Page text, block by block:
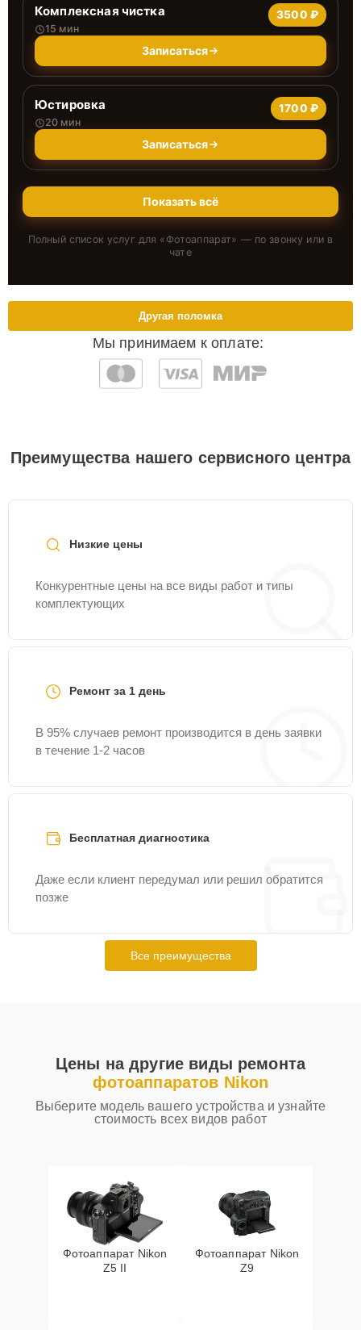
Комплексная чистка
15 мин
3500 ₽
Записаться
Юстировка
20 мин
1700 ₽
Записаться
Показать всё
Полный список услуг для « Фотоаппарат» — по звонку или в
чате
Мы принимаем к оплате:
Другая поломка
Преимущества нашего сервисного центра
Низкие цены
Конкурентные цены на все виды работ и типы
комплектующих
Ремонт за 1 день
В 95% случаев ремонт производится в день заявки
в течение 1-2 часов
Бесплатная диагностика
Даже если клиент передумал или решил обратится
позже
Все преимущества
Цены на другие виды ремонта
фотоаппаратов Nikon
Выберите модель вашего устройства и узнайте
стоимость всех видов работ
Фотоаппарат Nikon
Z5 II
Фотоаппарат Nikon
Z9